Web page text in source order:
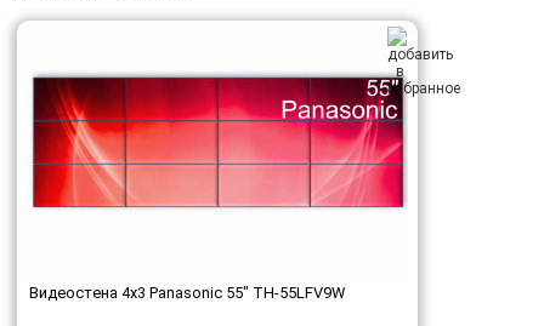
Видеостена 4x3 Panasonic 55" TH-55LFV9W